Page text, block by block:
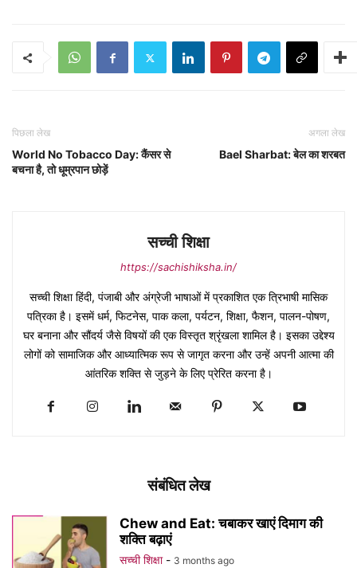
पिछला लेख
World No Tobacco Day: कैंसर से
बचना है, तो धूम्रपान छोड़ें
अगला लेख
Bael Sharbat: बेल का शरबत
सच्ची शिक्षा
https://sachishiksha.in/
सच्ची शिक्षा हिंदी, पंजाबी और अंग्रेजी भाषाओं में प्रकाशित एक त्रिभाषी मासिक
पत्रिका है। इसमें धर्म, फिटनेस, पाक कला, पर्यटन, शिक्षा, फैशन, पालन-पोषण,
घर बनाना और सौंदर्य जैसे विषयों की एक विस्तृत श्रृंखला शामिल है। इसका उद्देश्य
लोगों को सामाजिक और आध्यात्मिक रूप से जागृत करना और उन्हें अपनी आत्मा की
आंतरिक शक्ति से जुड़ने के लिए प्रेरित करना है।
संबंधित लेख
Chew and Eat: चबाकर खाएं दिमाग की
शक्ति बढ़ाएं
सच्ची शिक्षा - 3 months ago